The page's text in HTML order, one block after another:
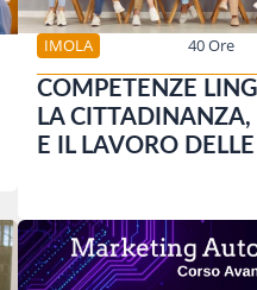
IMOLA 40 Ore
COMPETENZE
LA CITTADINANZA,
E IL LAVORO